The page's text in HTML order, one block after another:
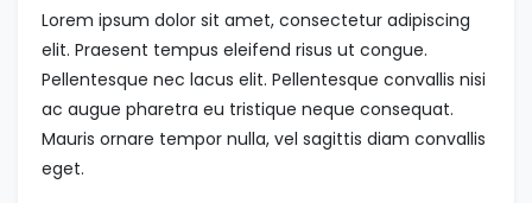
Lorem ipsum dolor sit amet, consectetur adipiscing
elit. Praesent tempus eleifend risus ut congue.
Pellentesque nec lacus elit. Pellentesque convallis nisi
ac augue pharetra eu tristique neque consequat.
Mauris ornare tempor nulla, vel sagittis diam convallis
eget.